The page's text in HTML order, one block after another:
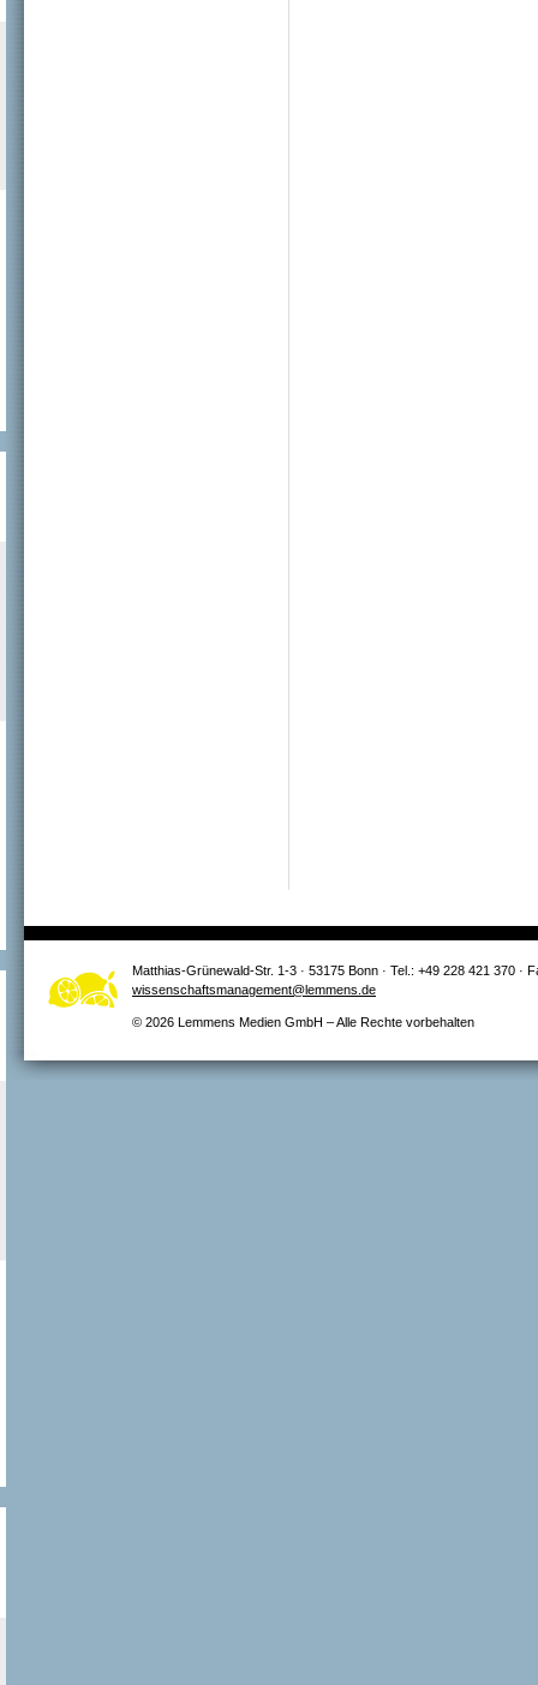
Matthias-Grünewald-Str. 1-3 · 53175 Bonn · Tel.: +49 228 421 370 ·
wissenschaftsmanagement@lemmens.de
© 2026 Lemmens Medien GmbH – Alle Rechte vorbehalten